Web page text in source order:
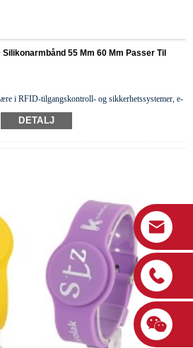
Silikonarmbånd 55 Mm 60 Mm Passer Til
i RFID-tilgangskontroll- og sikkerhetssystemer, e-
sykehus osv., fordi det er multifunksjonelt
ionbar og vanntett.
DETALJ